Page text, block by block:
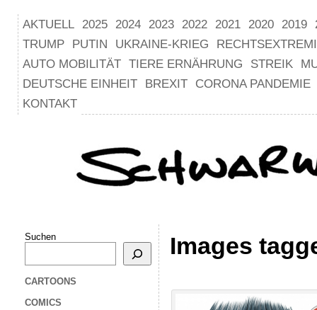
AKTUELL 2025 2024 2023 2022 2021 2020 2019
TRUMP
PUTIN UKRAINE-KRIEG
AUTO MOBILITÄT TIERE ERNÄHRUNG STREIK
DEUTSCHE EINHEIT
BREXIT
CORONA PANDEMIE
KONTAKT
Suchen
CARTOONS
COMICS
Images